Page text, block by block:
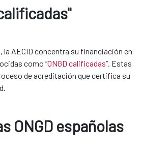
la AECID concentra su financiación en
como “ONGD calificadas”. Estas
de acreditación que certifica su
ONGD españolas